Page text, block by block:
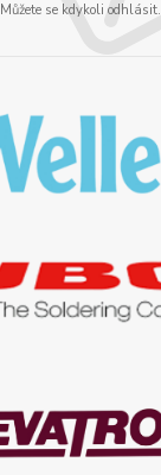
Můžete se kdykoli odhlásit.